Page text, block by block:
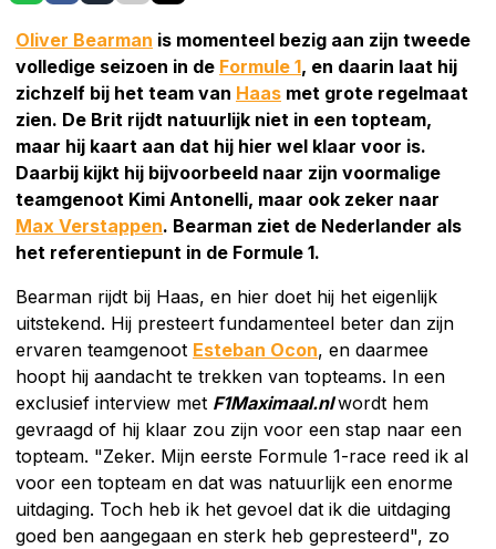
Oliver Bearman is momenteel bezig aan zijn tweede
volledige seizoen in de Formule 1, en daarin laat hij
zichzelf bij het team van Haas met grote regelmaat
zien. De Brit rijdt natuurlijk niet in een topteam,
maar hij kaart aan dat hij hier wel klaar voor is.
Daarbij kijkt hij bijvoorbeeld naar zijn voormalige
teamgenoot Kimi Antonelli, maar ook zeker naar
Max Verstappen. Bearman ziet de Nederlander als
het referentiepunt in de Formule 1.
Bearman rijdt bij Haas, en hier doet hij het eigenlijk
uitstekend. Hij presteert fundamenteel beter dan zijn
ervaren teamgenoot Esteban Ocon, en daarmee
hoopt hij aandacht te trekken van topteams. In een
exclusief interview met F1Maximaal.nlwordt hem
gevraagd of hij klaar zou zijn voor een stap naar een
topteam. "Zeker. Mijn eerste Formule 1-race reed ik al
voor een topteam en dat was natuurlijk een enorme
uitdaging. Toch heb ik het gevoel dat ik die uitdaging
goed ben aangegaan en sterk heb gepresteerd", zo